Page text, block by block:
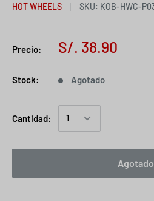
HOT WHEELS SKU: KOB-HWC-
Precio: S/. 38.90
Stock: Agotado
Cantidad:
Agotado